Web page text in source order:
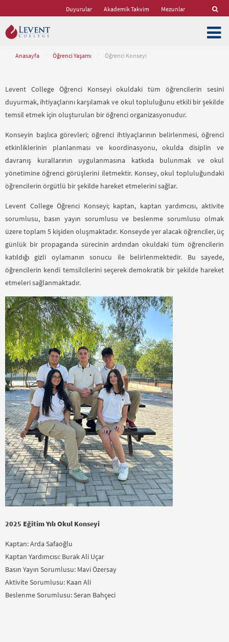
Duyurular Akademik Takvim Mezunlar
Anasayfa Öğrenci Yaşamı Öğrenci Konseyi
Levent College Öğrenci Konseyi okuldaki tüm öğrencilerin sesini
duyurmak, ihtiyaçlarını karşılamak ve okul topluluğunu etkili bir şekilde
temsil etmek için oluşturulan bir öğrenci organizasyonudur.
Konseyin başlıca görevleri; öğrenci ihtiyaçlarının belirlenmesi, öğrenci
etkinliklerinin planlanması ve koordinasyonu, okulda disiplin ve
davranış kurallarının uygulanmasına katkıda bulunmak ve okul
yönetimine öğrenci görüşlerini iletmektir. Konsey, okul topluluğundaki
öğrencilerin örgütlü bir şekilde hareket etmelerini sağlar.
Levent College Öğrenci Konseyi; kaptan, kaptan yardımcısı, aktivite
sorumlusu, basın yayın sorumlusu ve beslenme sorumlusu olmak
üzere toplam 5 kişiden oluşmaktadır. Konseyde yer alacak öğrenciler, üç
günlük bir propaganda sürecinin ardından okuldaki tüm öğrencilerin
katıldığı gizli oylamanın sonucu ile belirlenmektedir. Bu sayede,
öğrencilerin kendi temsilcilerini seçerek demokratik bir şekilde hareket
etmeleri sağlanmaktadır.
2025 Eğitim Yılı Okul Konseyi
Kaptan: Arda Safaoğlu
Kaptan Yardımcısı: Burak Ali Uçar
Basın Yayın Sorumlusu: Mavi Özersay
Aktivite Sorumlusu: Kaan Ali
Beslenme Sorumlusu: Seran Bahçeci